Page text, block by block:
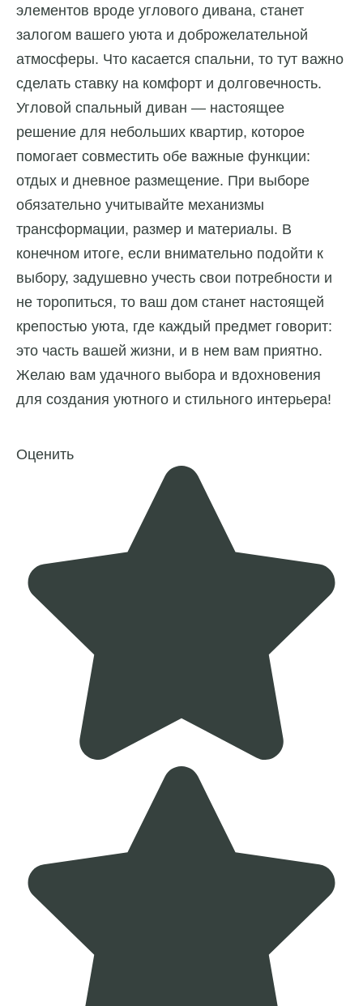
элементов вроде углового дивана, станет
залогом вашего уюта и доброжелательной
атмосферы. Что касается спальни, то тут важно
сделать ставку на комфорт и долговечность.
Угловой спальный диван — настоящее
решение для небольших квартир, которое
помогает совместить обе важные функции:
отдых и дневное размещение. При выборе
обязательно учитывайте механизмы
трансформации, размер и материалы. В
конечном итоге, если внимательно подойти к
выбору, задушевно учесть свои потребности и
не торопиться, то ваш дом станет настоящей
крепостью уюта, где каждый предмет говорит:
это часть вашей жизни, и в нем вам приятно.
Желаю вам удачного выбора и вдохновения
для создания уютного и стильного интерьера!
Оценить